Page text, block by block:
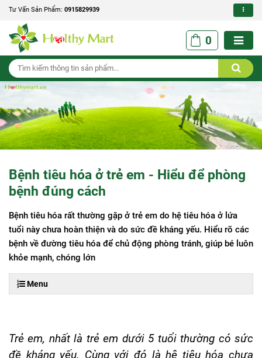
Tư Vấn Sản Phẩm: 0915829939
0
Bệnh tiêu hóa ở trẻ em - Hiểu để phòng
bệnh đúng cách
Bệnh tiêu hóa rất thường gặp ở trẻ em do hệ tiêu hóa ở lứa
tuổi này chưa hoàn thiện và do sức đề kháng yếu. Hiểu rõ các
bệnh về đường tiêu hóa để chủ động phòng tránh, giúp bé luôn
khỏe mạnh, chóng lớn
Menu
Trẻ em, nhất là trẻ em dưới 5 tuổi thường có sức
đề kháng yếu. Cùng với đó là hệ tiêu hóa chưa